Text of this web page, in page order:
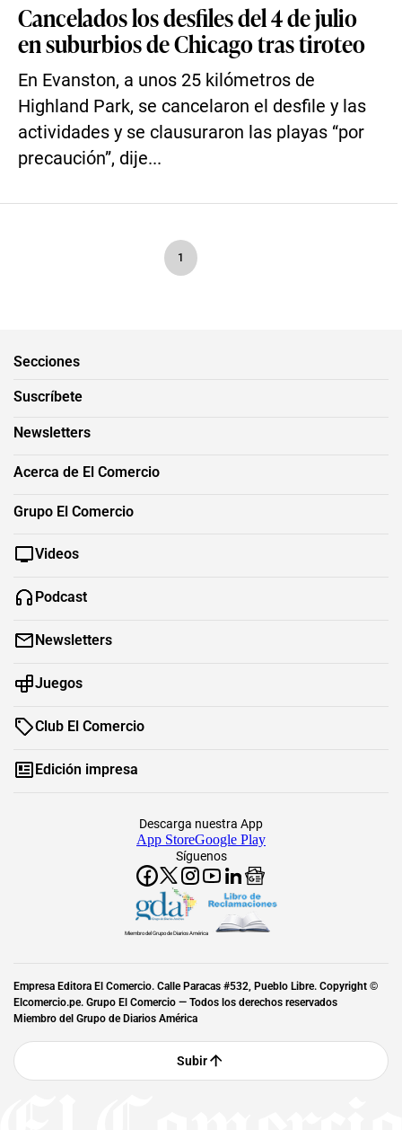
Cancelados los desfiles del 4 de julio
en suburbios de Chicago tras tiroteo
En Evanston, a unos 25 kilómetros de
Highland Park, se cancelaron el desfile y las
actividades y se clausuraron las playas “por
precaución”, dije...
1
Secciones
Suscríbete
Newsletters
Acerca de El Comercio
Grupo El Comercio
Videos
Podcast
Newsletters
Juegos
Club El Comercio
Edición impresa
Síguenos
Descarga nuestra App
App StoreGoogle Play
Miembro del Grupo de Diarios América
Empresa Editora El Comercio. Calle Paracas #532, Pueblo Libre. Copyright ©
Elcomercio.pe. Grupo El Comercio — Todos los derechos reservados
Miembro del Grupo de Diarios América
Subir